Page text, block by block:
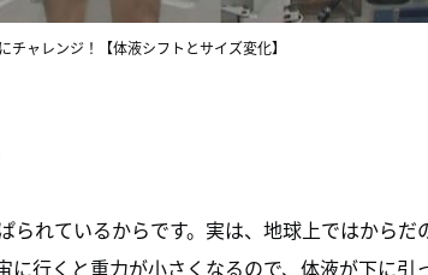
チャレンジ！【体液シフトとサイズ変化】
れているからです。実は、地球上ではからだ
行くと重力が小さくなるので、体液が下に